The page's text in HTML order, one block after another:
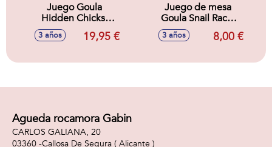
Juego Goula
Hidden Chicks.
Incluye 2 modos de
juego. Encuentra
completar la
3 años 19,95 €
Juego de mesa
Goula Snail Race.
Ayuda a los
caracoles a llegar a
3 años 8,00 €
Agueda rocamora Gabin
CARLOS GALIANA, 20
03360 -Callosa De Segura ( Alicante )